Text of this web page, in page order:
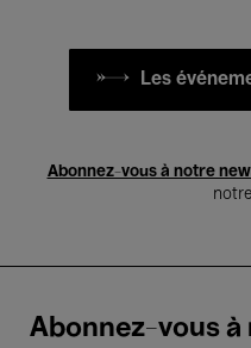
Les
Abonnez-vous à notre
Abonnez-vous